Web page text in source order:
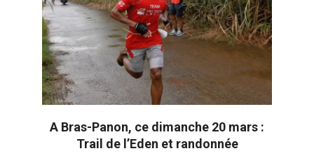
A Bras-Panon, ce dimanche 20 mars :
Trail de l’Eden et randonnée